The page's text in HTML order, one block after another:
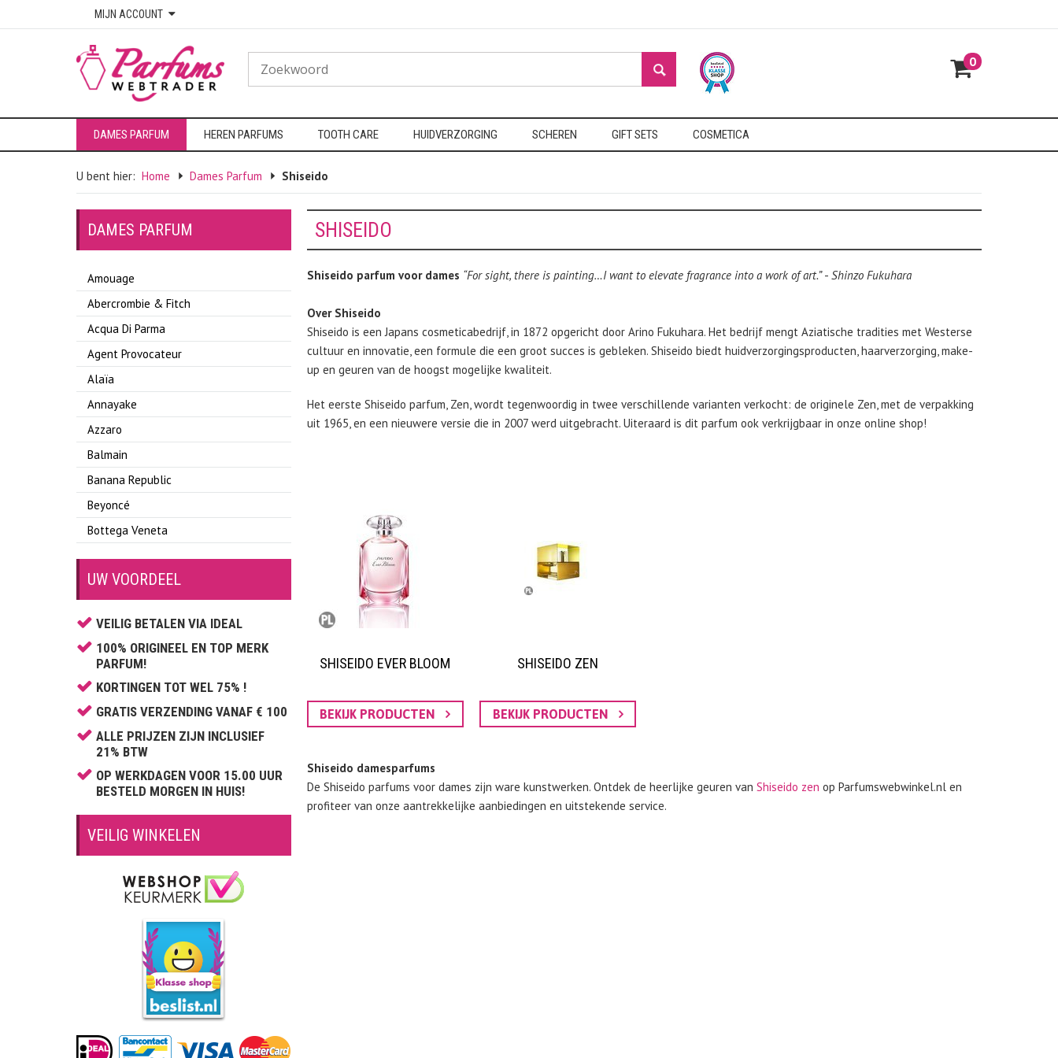
MIJN ACCOUNT
0
DAMES PARFUM HEREN PARFUMS TOOTH CARE HUIDVERZORGING SCHEREN GIFT SETS COSMETICA
U bent hier: Home Dames Parfum Shiseido
DAMES PARFUM
Amouage
Abercrombie & Fitch
Acqua Di Parma
Agent Provocateur
Alaïa
Annayake
Azzaro
Balmain
Banana Republic
Beyoncé
Bottega Veneta
Boucheron
Britney Spears
Burberry
Bvlgari
Cacharel
Calvin Klein
Carolina Herrera
Cartier
Celine Dion
Chantal Thomass
Chloé
Chopard
Christina Aguilera
David Beckham
Dior
UW VOORDEEL
VEILIG BETALEN VIA IDEAL
100% ORIGINEEL EN TOP MERK
PARFUM!
KORTINGEN TOT WEL 75% !
GRATIS VERZENDING VANAF € 100
ALLE PRIJZEN ZIJN INCLUSIEF
21% BTW
OP WERKDAGEN VOOR 15.00 UUR
BESTELD MORGEN IN HUIS!
VEILIG WINKELEN
SHISEIDO
Shiseido parfum voor dames “For sight, there is painting…I want to elevate fragrance into a work of art.”- Shinzo Fukuhara
Over Shiseido
Shiseido is een Japans cosmeticabedrijf, in 1872 opgericht door Arino Fukuhara. Het bedrijf mengt Aziatische tradities met Westerse
cultuur en innovatie, een formule die een groot succes is gebleken. Shiseido biedt huidverzorgingsproducten, haarverzorging, make-
up en geuren van de hoogst mogelijke kwaliteit.
Het eerste Shiseido parfum, Zen, wordt tegenwoordig in twee verschillende varianten verkocht: de originele Zen, met de verpakking
uit 1965, en een nieuwere versie die in 2007 werd uitgebracht. Uiteraard is dit parfum ook verkrijgbaar in onze online shop!
SHISEIDO EVER BLOOM
BEKIJK PRODUCTEN
SHISEIDO ZEN
BEKIJK PRODUCTEN
Shiseido damesparfums
De Shiseido parfums voor dames zijn ware kunstwerken. Ontdek de heerlijke geuren van Shiseido zen op Parfumswebwinkel.nl en
profiteer van onze aantrekkelijke aanbiedingen en uitstekende service.